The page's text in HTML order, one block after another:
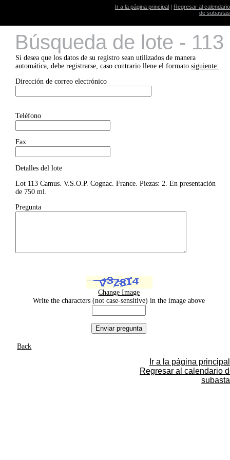
Ir a la página principal | Regresar al calendario
de subastas
Búsqueda de lote - 113
Si desea que los datos de su registro sean utilizados de manera
automática, debe registrarse, caso contrario llene el formatosiguiente:.
Dirección de correo electrónico
Teléfono
Fax
Detalles del lote
Lot 113 Camus. V.S.O.P. Cognac. France. Piezas: 2. En presentación
de 750 ml.
Pregunta
Change Image
Write the characters (not case-sensitive) in the image above
Back
Ir a la página principal
Regresar al calendario